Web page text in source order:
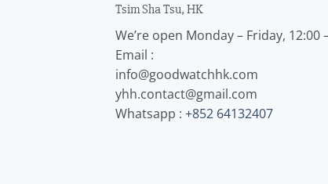
Tsim Sha Tsu, HK
We’re open Monday – Friday, 12:00
Email :
info@goodwatchhk.com
yhh.contact@gmail.com
Whatsapp : +852 64132407